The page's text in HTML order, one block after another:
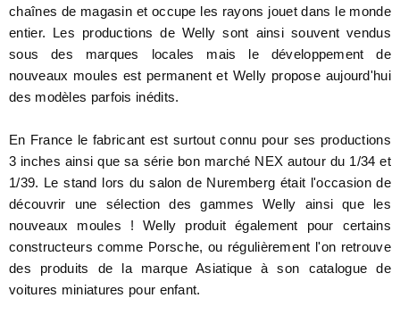
chaînes de magasin et occupe les rayons jouet dans le monde
entier. Les productions de Welly sont ainsi souvent vendus
sous des marques locales mais le développement de
nouveaux moules est permanent et Welly propose aujourd'hui
des modèles parfois inédits.
En France le fabricant est surtout connu pour ses productions
3 inches ainsi que sa série bon marché NEX autour du 1/34 et
1/39. Le stand lors du salon de Nuremberg était l'occasion de
découvrir une sélection des gammes Welly ainsi que les
nouveaux moules ! Welly produit également pour certains
constructeurs comme Porsche, ou régulièrement l'on retrouve
des produits de la marque Asiatique à son catalogue de
voitures miniatures pour enfant.